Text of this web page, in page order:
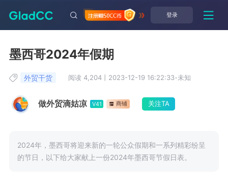
登录
墨西哥2024年假期
做外贸滴姑凉 V41 商铺 关注TA
外贸干货 阅读 4,204 2023-12-19 16:22:33·未知
2024年，墨西哥将迎来新的一轮公众假期和一系列精彩纷呈
的节日，以下给大家献上一份2024年墨西哥节假日表。